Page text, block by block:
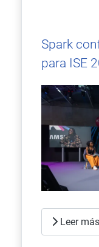
Spark
para ISE
Leer